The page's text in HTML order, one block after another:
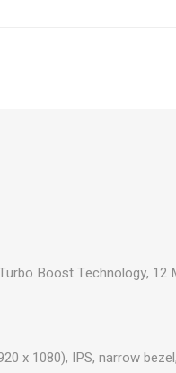
Boost Technology, 12